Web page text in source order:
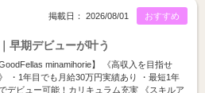
おすすめ
掲載日： 2026/08/01
早期デビューが叶う
GoodFellas minamihorie】 《高収入を目指せ
・1年目でも月給30万円実績あり ・最短1年
デビュー可能！カリキュラム充実 《スキルア